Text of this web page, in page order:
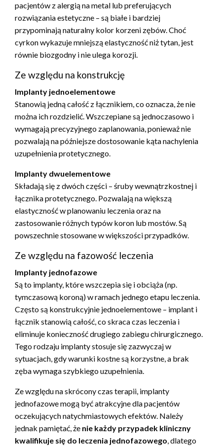
pacjentów z alergią na metal lub preferujących
rozwiązania estetyczne – są białe i bardziej
przypominają naturalny kolor korzeni zębów. Choć
cyrkon wykazuje mniejszą elastyczność niż tytan, jest
równie biozgodny i nie ulega korozji.
Ze względu na konstrukcję
Implanty jednoelementowe
Stanowią jedną całość z łącznikiem, co oznacza, że nie
można ich rozdzielić. Wszczepiane są jednoczasowo i
wymagają precyzyjnego zaplanowania, ponieważ nie
pozwalają na późniejsze dostosowanie kąta nachylenia
uzupełnienia protetycznego.
Implanty dwuelementowe
Składają się z dwóch części – śruby wewnątrzkostnej i
łącznika protetycznego. Pozwalają na większą
elastyczność w planowaniu leczenia oraz na
zastosowanie różnych typów koron lub mostów. Są
powszechnie stosowane w większości przypadków.
Ze względu na fazowość leczenia
Implanty jednofazowe
Są to implanty, które wszczepia się i obciąża (np.
tymczasową koroną) w ramach jednego etapu leczenia.
Często są konstrukcyjnie jednoelementowe – implant i
łącznik stanowią całość, co skraca czas leczenia i
eliminuje konieczność drugiego zabiegu chirurgicznego.
Tego rodzaju implanty stosuje się zazwyczaj w
sytuacjach, gdy warunki kostne są korzystne, a brak
zęba wymaga szybkiego uzupełnienia.
Ze względu na skrócony czas terapii, implanty
jednofazowe mogą być atrakcyjne dla pacjentów
oczekujących natychmiastowych efektów. Należy
jednak pamiętać, że nie każdy przypadek kliniczny
kwalifikuje się do leczenia jednofazowego, dlatego